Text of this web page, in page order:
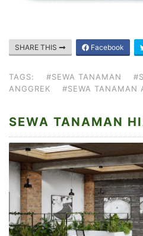
SHARE THIS Facebook
TAGS: #SEWA TANAMAN
ANGGREK
#SEWA TANAMAN
SEWA TANAMAN